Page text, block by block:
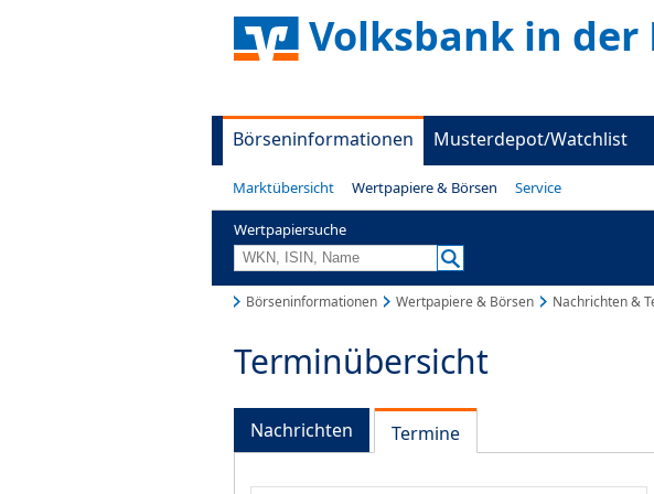
Volksbank in der
Börseninformationen Musterdepot/Watchlist
Marktübersicht Wertpapiere & Börsen Service
Wertpapiersuche
Börseninformationen Wertpapiere & Börsen Nachrichten &
Terminübersicht
Nachrichten Termine